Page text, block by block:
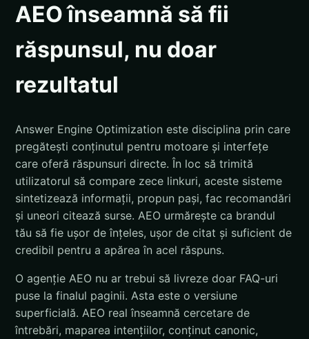
AEO înseamnă să fii
răspunsul, nu doar
rezultatul
Answer Engine Optimization este disciplina prin care
pregătești conținutul pentru motoare și interfețe
care oferă răspunsuri directe. În loc să trimită
utilizatorul să compare zece linkuri, aceste sisteme
sintetizează informații, propun pași, fac recomandări
și uneori citează surse. AEO urmărește ca brandul
tău să fie ușor de înțeles, ușor de citat și suficient de
credibil pentru a apărea în acel răspuns.
O agenție AEO nu ar trebui să livreze doar FAQ-uri
puse la finalul paginii. Asta este o versiune
superficială. AEO real înseamnă cercetare de
întrebări, maparea intențiilor, conținut canonic,